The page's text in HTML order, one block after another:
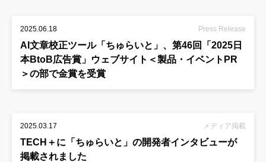
2025.06.18 Press Release
AI文章校正ツール「ちゅらいと」、第46回「2025日
本BtoB広告賞」ウェブサイト＜製品・イベントPR
＞の部で金賞を受賞
2025.03.17 メディア掲載
TECH＋に「ちゅらいと」の開発者インタビューが
掲載されました